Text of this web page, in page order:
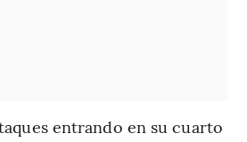
entrando en su cuarto